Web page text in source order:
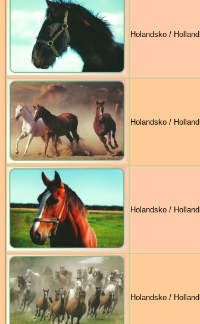
Holandsko / Holland
Holandsko / Holland
Holandsko / Holland
Holandsko / Holland